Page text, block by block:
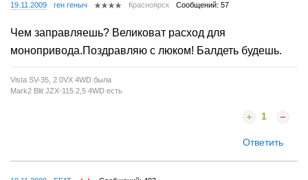
19.11.2009 ген геныч Красноярск Сообщений: 57
Чем заправляешь? Великоват расход для
монопривода.Поздравляю с люком! Балдеть будешь.
Vista SV-35, 2.0VX 4WD была
Mark2 Blit JZX-115 2,5 4WD есть
1
Ответить